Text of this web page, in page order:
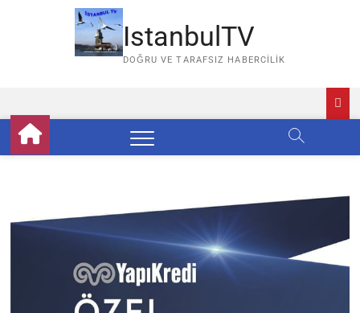
IstanbulTV
DOĞRU VE TARAFSIZ HABERCILIK